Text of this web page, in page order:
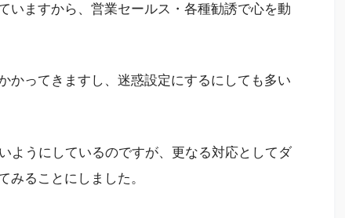
いますから、営業セールス・各種勧誘で心を動
かってきますし、迷惑設定にするにしても多い
ようにしているのですが、更なる対応としてダ
みることにしました。